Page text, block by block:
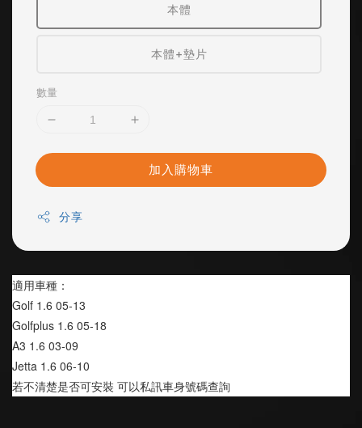
本體
本體+墊片
數量
加入購物車
分享
適用車種：
Golf 1.6 05-13
Golfplus 1.6 05-18
A3 1.6 03-09
Jetta 1.6 06-10
若不清楚是否可安裝 可以私訊車身號碼查詢